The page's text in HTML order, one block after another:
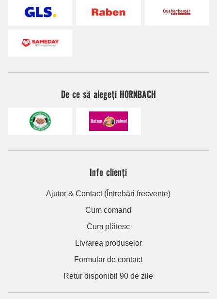
De ce să alegeți HORNBACH
Info clienți
Ajutor & Contact (Întrebări frecvente)
Cum comand
Cum plătesc
Livrarea produselor
Formular de contact
Retur disponibil 90 de zile